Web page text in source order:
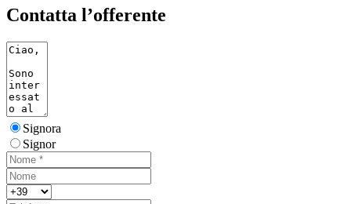
Contatta l’offerente
Signora
Signor